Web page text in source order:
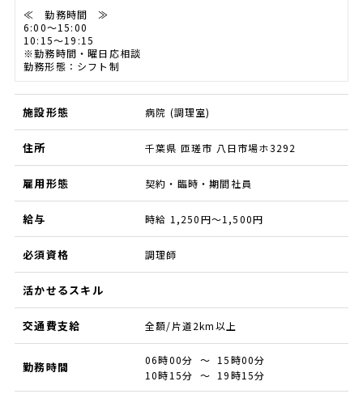
≪ 勤務時間 ≫
6:00～15:00
10:15～19:15
※勤務時間・曜日応相談
勤務形態：シフト制
施設形態 病院 (調理室)
住所 千葉県 匝瑳市 八日市場ホ3292
雇用形態 契約・臨時・期間社員
給与 時給 1,250円～1,500円
必須資格 調理師
活かせるスキル
交通費支給 全額/片道2km以上
勤務時間
06時00分 ～ 15時00分
10時15分 ～ 19時15分